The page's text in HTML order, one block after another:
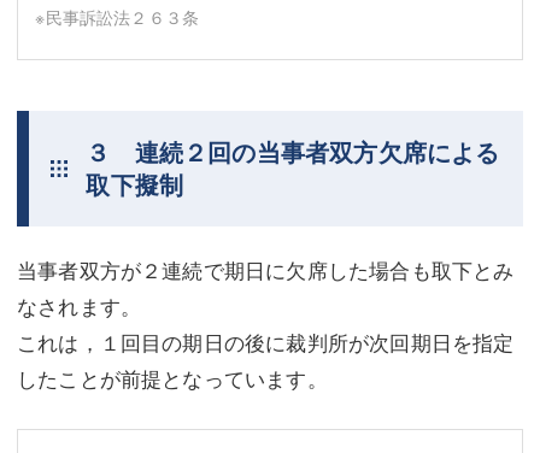
※民事訴訟法２６３条
３ 連続２回の当事者双方欠席による
取下擬制
当事者双方が２連続で期日に欠席した場合も取下とみ
なされます。
これは，１回目の期日の後に裁判所が次回期日を指定
したことが前提となっています。